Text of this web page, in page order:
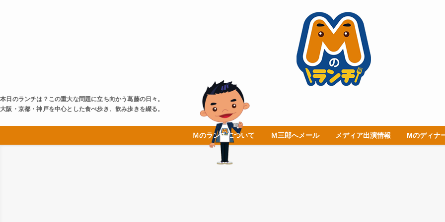
本日のランチは？この重大な問題に立ち向かう葛藤の日々。
大阪・京都・神戸を中心とした食べ歩き、飲み歩きを綴る。
Ｍのランチについて Ｍ三郎へメール メディア出演情報 Mのディナ